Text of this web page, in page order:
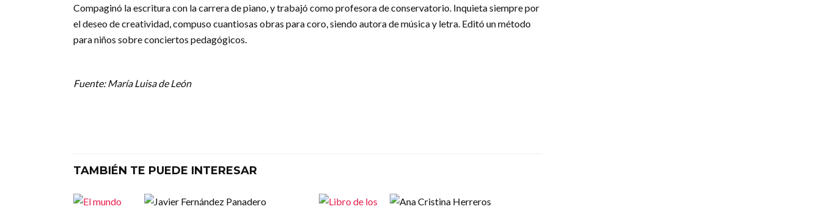
Compaginó la escritura con la carrera de piano, y trabajó como profesora de conservatorio. Inquieta siempre por
el deseo de creatividad, compuso cuantiosas obras para coro, siendo autora de música y letra. Editó un método
para niños sobre conciertos pedagógicos.
Fuente: María Luisa de León
TAMBIÉN TE PUEDE INTERESAR